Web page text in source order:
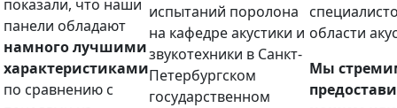
показали, что наши
панели обладают
намного лучшими
характеристиками
по сравнению с
испытаний поролона
на кафедре акустики и
звукотехники в Санкт-
Петербургском
государственном
области
Мы